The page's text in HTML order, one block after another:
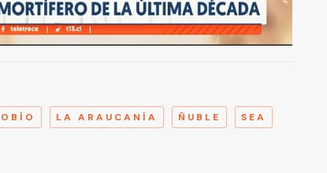
LA ARAUCANÍA ÑUBLE SEA